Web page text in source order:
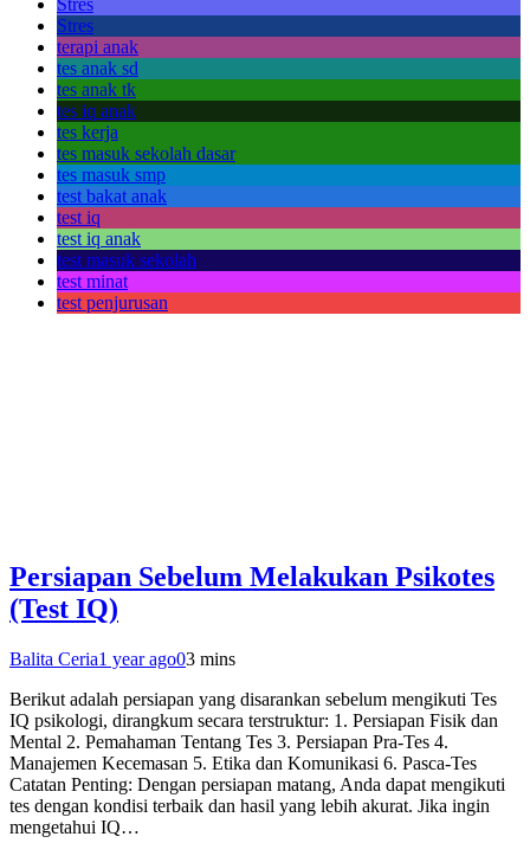
Stres
Stres
terapi anak
tes anak sd
tes anak tk
tes iq anak
tes kerja
tes masuk sekolah dasar
tes masuk smp
test bakat anak
test iq
test iq anak
test masuk sekolah
test minat
test penjurusan
Persiapan Sebelum Melakukan Psikotes
(Test IQ)
Balita Ceria1 year ago03 mins
Berikut adalah persiapan yang disarankan sebelum mengikuti Tes
IQ psikologi, dirangkum secara terstruktur: 1. Persiapan Fisik dan
Mental 2. Pemahaman Tentang Tes 3. Persiapan Pra-Tes 4.
Manajemen Kecemasan 5. Etika dan Komunikasi 6. Pasca-Tes
Catatan Penting: Dengan persiapan matang, Anda dapat mengikuti
tes dengan kondisi terbaik dan hasil yang lebih akurat. Jika ingin
mengetahui IQ…